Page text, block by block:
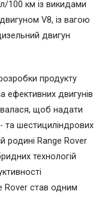
100 км із викидами
V8, із вагою
двигун
продукту
ефективних двигунів
щоб надати
та шестициліндрових
родині Range Rover
технологій
Rover став одним